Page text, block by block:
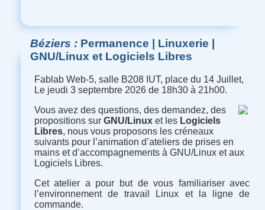
Béziers Permanence | Linuxerie |
GNU/Linux et Logiciels Libres
Fablab Web-5, salle B208 IUT, place du 14 Juillet,
Le jeudi 3 septembre 2026 de 18h30 à 21h00.
Vous avez des questions, des demandez, des
propositions sur GNU/Linuxet les Logiciels
Libres, nous vous proposons les créneaux
suivants pour l’animation d’ateliers de prises en
mains et d’accompagnements à GNU/Linux et aux
Logiciels Libres.
Cet atelier a pour but de vous familiariser avec
l’environnement de travail Linux et la ligne de
commande.